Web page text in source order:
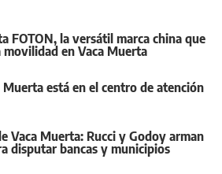
FOTON, la versátil marca china que
en Vaca Muerta
Muerta está en el centro de atención
Vaca Muerta: Rucci y Godoy arman
disputar bancas y municipios